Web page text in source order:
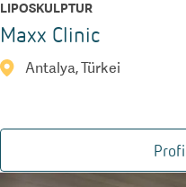
LIPOSKULPTUR
Maxx Clinic
Antalya, Türkei